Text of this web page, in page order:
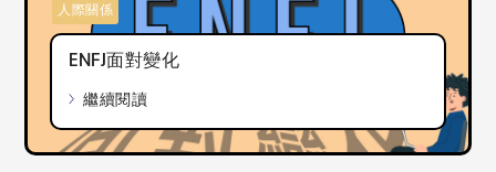
ENFJ面對變化
繼續閱讀
人際關係